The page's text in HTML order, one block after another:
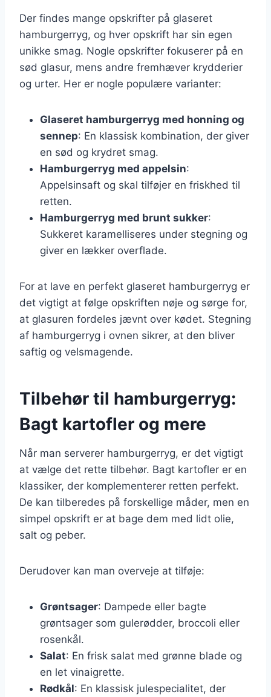
Der findes mange opskrifter på glaseret
hamburgerryg, og hver opskrift har sin egen
unikke smag. Nogle opskrifter fokuserer på en
sød glasur, mens andre fremhæver krydderier
og urter. Her er nogle populære varianter:
Glaseret hamburgerryg med honning og
sennep: En klassisk kombination, der giver
en sød og krydret smag.
Hamburgerryg med appelsin:
Appelsinsaft og skal tilføjer en friskhed til
retten.
Hamburgerryg med brunt sukker:
Sukkeret karamelliseres under stegning og
giver en lækker overflade.
For at lave en perfekt glaseret hamburgerryg er
det vigtigt at følge opskriften nøje og sørge for,
at glasuren fordeles jævnt over kødet. Stegning
af hamburgerryg i ovnen sikrer, at den bliver
saftig og velsmagende.
Tilbehør til hamburgerryg:
Bagt kartofler og mere
Når man serverer hamburgerryg, er det vigtigt
at vælge det rette tilbehør. Bagt kartofler er en
klassiker, der komplementerer retten perfekt.
De kan tilberedes på forskellige måder, men en
simpel opskrift er at bage dem med lidt olie,
salt og peber.
Derudover kan man overveje at tilføje:
Grøntsager: Dampede eller bagte
grøntsager som gulerødder, broccoli eller
rosenkål.
Salat: En frisk salat med grønne blade og
en let vinaigrette.
Rødkål: En klassisk julespecialitet, der